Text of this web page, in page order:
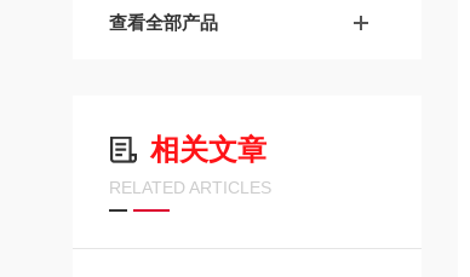
查看全部产品
相关文章
RELATED ARTICLES